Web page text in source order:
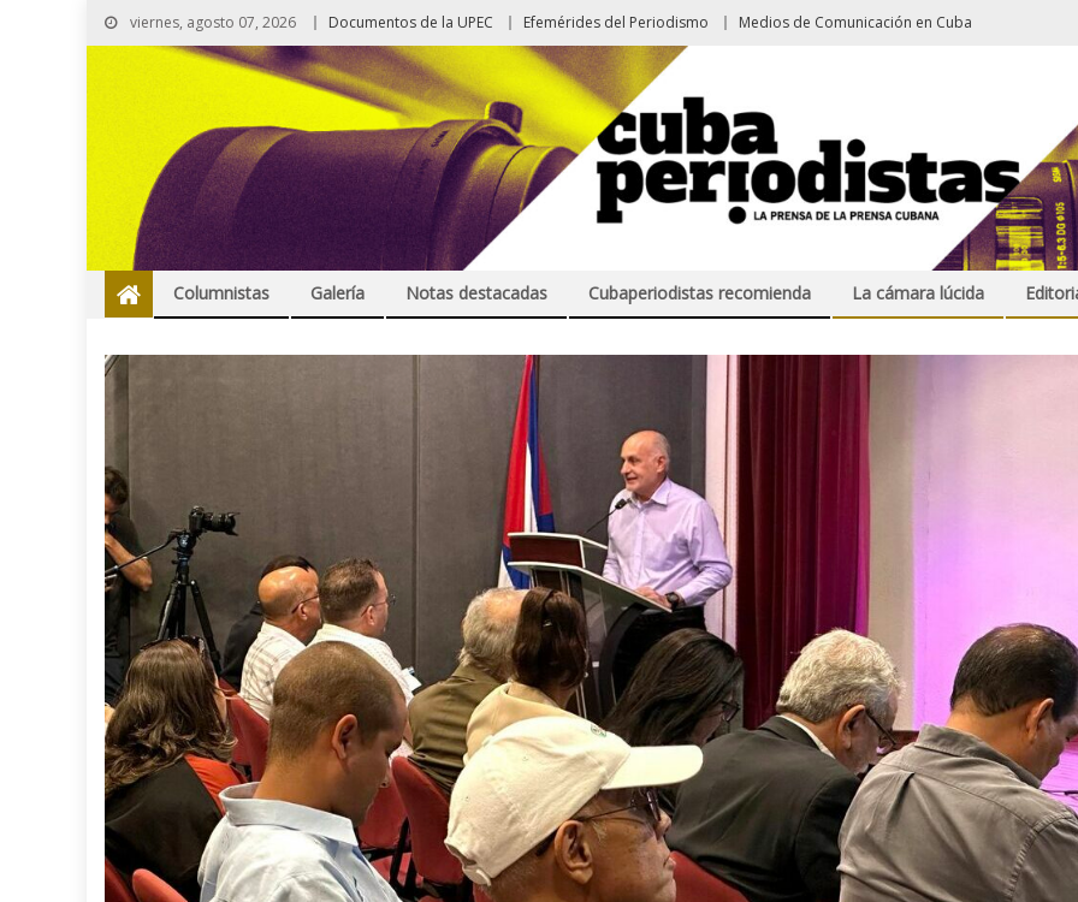
viernes, agosto 07, 2026 Documentos de la UPEC Efemérides del Periodismo Medios de Comunicación en Cuba
Columnistas Galería Notas destacadas Cubaperiodistas recomienda La cámara lúcida